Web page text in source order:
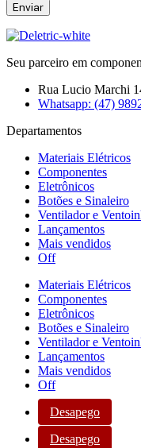
Seu parceiro em
Rua Lucio Marchi
Whatsapp: (47)
Departamentos
Materiais Elétricos
Componentes
Eletrônicos
Botões e Sinaleiro
Ventilador e
Lançamentos
Mais vendidos
Off
Materiais Elétricos
Componentes
Eletrônicos
Botões e Sinaleiro
Ventilador e
Lançamentos
Mais vendidos
Off
Desapego
Desapego